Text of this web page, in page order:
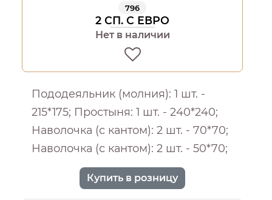
796
2 СП. С ЕВРО
Нет в наличии
Пододеяльник (молния): 1 шт. -
215*175; Простыня: 1 шт. - 240*240;
Наволочка (с кантом): 2 шт. - 70*70;
Наволочка (с кантом): 2 шт. - 50*70;
Купить в розницу